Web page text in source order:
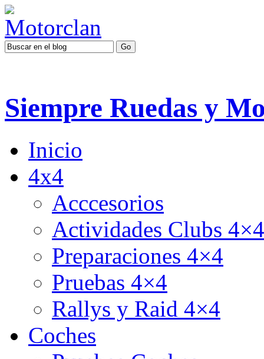
Siempre Ruedas y
Inicio
4x4
Acccesorios
Actividades Clubs 4×4
Preparaciones 4×4
Pruebas 4×4
Rallys y Raid 4×4
Coches